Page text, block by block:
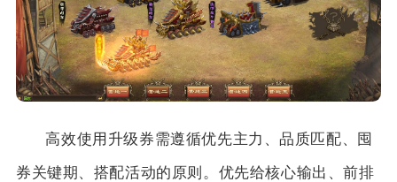
高效使用升级券需遵循优先主力、品质匹配、囤
券关键期、搭配活动的原则。优先给核心输出、前排